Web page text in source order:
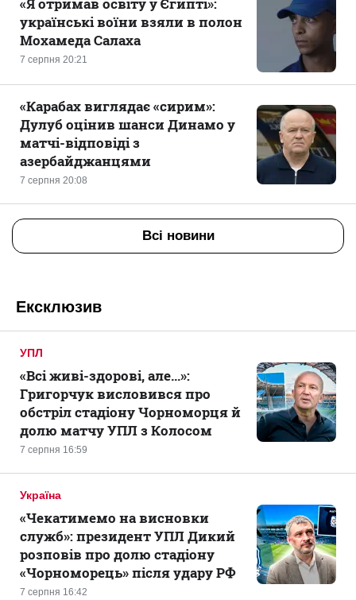
7 серпня 20:21
українські воїни взяли в полон
Мохамеда Салаха
7 серпня 20:08
«Карабах виглядає «сирим»:
Дулуб оцінив шанси Динамо у
матчі-відповіді з
азербайджанцями
Всі новини
Ексклюзив
УПЛ
7 серпня 16:59
«Всі живі-здорові, але...»:
Григорчук висловився про
обстріл стадіону Чорноморця й
долю матчу УПЛ з Колосом
Україна
7 серпня 16:42
«Чекатимемо на висновки
служб»: президент УПЛ Дикий
розповів про долю стадіону
«Чорноморець» після удару РФ